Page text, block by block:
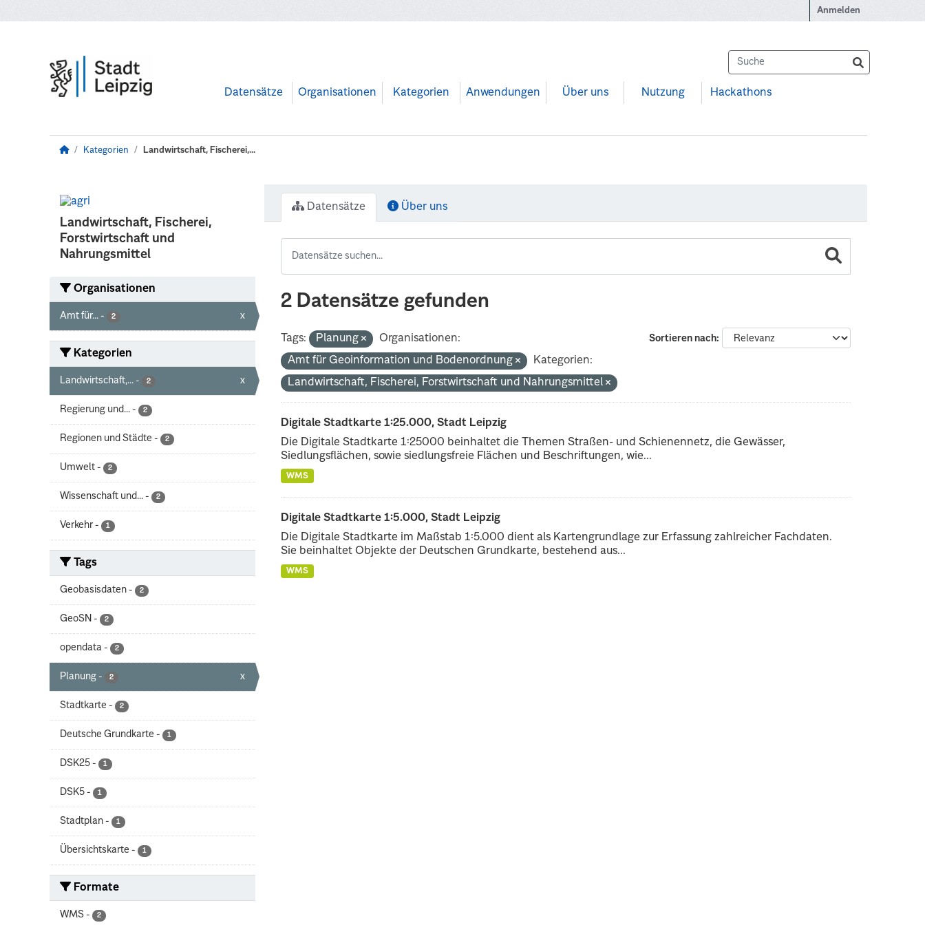
Anmelden
Datensätze Organisationen Kategorien Anwendungen Über uns Nutzung Hackathons
Kategorien Landwirtschaft, Fischerei,...
Landwirtschaft, Fischerei,
Forstwirtschaft und
Nahrungsmittel
Organisationen
Amt für... - 2 x
Kategorien
Landwirtschaft,... - 2 x
Regierung und... - 2
Regionen und Städte - 2
Umwelt - 2
Wissenschaft und... - 2
Verkehr - 1
Tags
Geobasisdaten - 2
GeoSN - 2
opendata - 2
Planung - 2 x
Stadtkarte - 2
Deutsche Grundkarte - 1
DSK25 - 1
DSK5 - 1
Stadtplan - 1
Übersichtskarte - 1
Formate
WMS - 2
Datensätze Über uns
2 Datensätze gefunden
Sortieren nach
Tags: Planung
Organisationen:
Amt für Geoinformation und Bodenordnung
Kategorien:
Landwirtschaft, Fischerei, Forstwirtschaft und Nahrungsmittel
Digitale Stadtkarte 1:25.000, Stadt Leipzig
Die Digitale Stadtkarte 1:25000 beinhaltet die Themen Straßen- und Schienennetz, die Gewässer,
Siedlungsflächen, sowie siedlungsfreie Flächen und Beschriftungen, wie...
WMS
Digitale Stadtkarte 1:5.000, Stadt Leipzig
Die Digitale Stadtkarte im Maßstab 1:5.000 dient als Kartengrundlage zur Erfassung zahlreicher Fachdaten.
Sie beinhaltet Objekte der Deutschen Grundkarte, bestehend aus...
WMS